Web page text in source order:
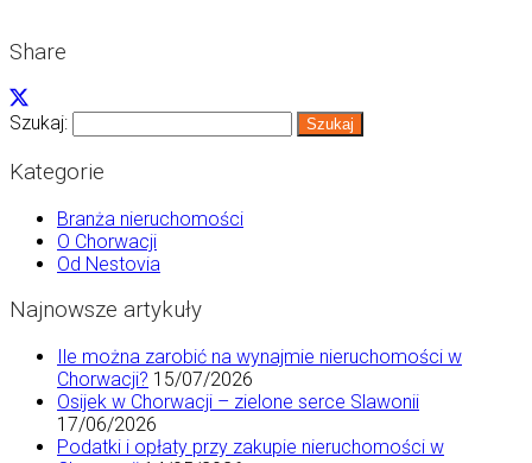
Share
Szukaj:
Kategorie
Branża nieruchomości
O Chorwacji
Od Nestovia
Najnowsze artykuły
Ile można zarobić na wynajmie nieruchomości w
Chorwacji? 15/07/2026
Osijek w Chorwacji – zielone serce Slawonii
17/06/2026
Podatki i opłaty przy zakupie nieruchomości w